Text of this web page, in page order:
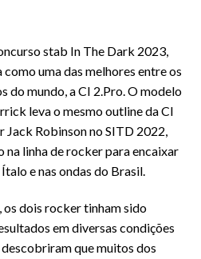
stab In The Dark 2023,
uma das melhores entre os
do mundo, a CI 2.Pro. O modelo
leva o mesmo outline da CI
Jack Robinson no SITD 2022,
na linha de rocker para encaixar
e nas ondas do Brasil.
os dois rocker tinham sido
em diversas condições
que muitos dos